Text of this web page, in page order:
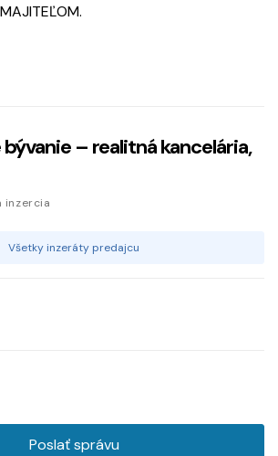
bývanie – realitná kancelária,
inzercia
Všetky inzeráty predajcu
Poslať správu